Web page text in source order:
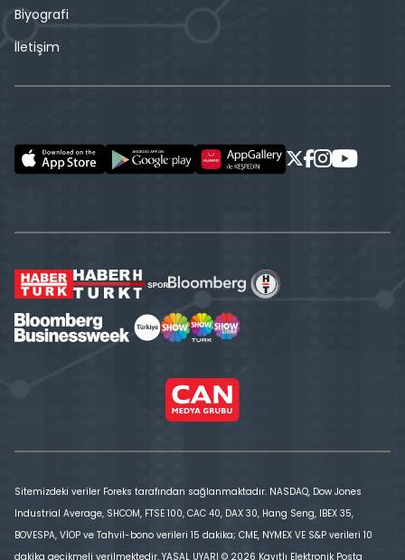
Biyografi
İletişim
Sitemizdeki veriler Foreks tarafından sağlanmaktadır. NASDAQ, Dow Jones
Industrial Average, SHCOM, FTSE 100, CAC 40, DAX 30, Hang Seng, IBEX 35,
BOVESPA, VİOP ve Tahvil-bono verileri 15 dakika; CME, NYMEX VE S&P verileri 10
dakika gecikmeli verilmektedir. YASAL UYARI © 2026 Kayıtlı Elektronik Posta